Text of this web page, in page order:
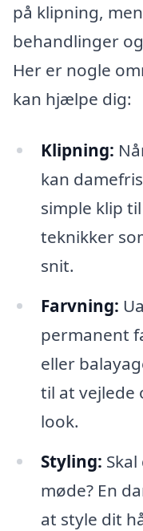
på klipning,
behandlinger
Her er nogle
kan hjælpe dig:
Klipning:
kan
simple klip
teknikker
snit.
Farvning:
permanent
eller
til at vejlede
look.
Styling:
møde? En
at style dit